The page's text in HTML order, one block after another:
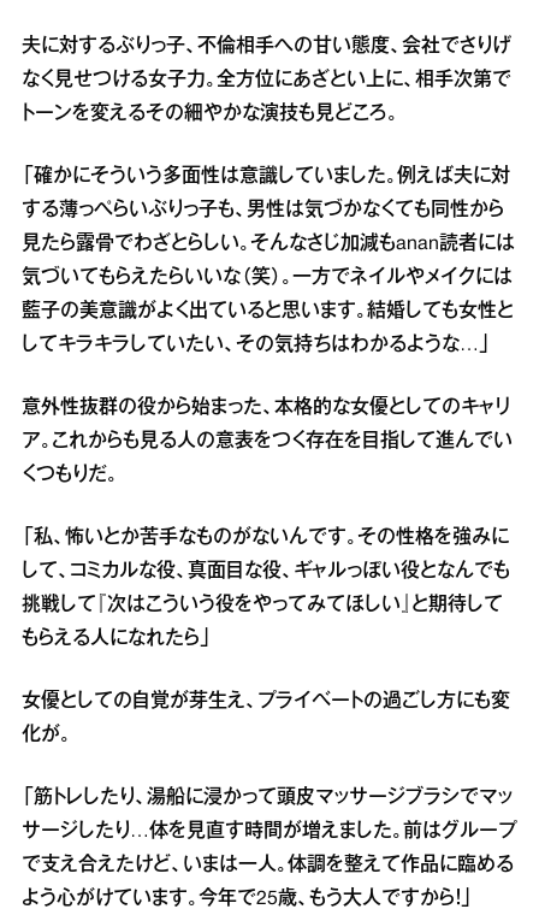
夫に対するぶりっ子、不倫相手への甘い態度、会社でさりげ
なく見せつける女子力。全方位にあざとい上に、相手次第で
トーンを変えるその細やかな演技も見どころ。
「確かにそういう多面性は意識していました。例えば夫に対
する薄っぺらいぶりっ子も、男性は気づかなくても同性から
見たら露骨でわざとらしい。そんなさじ加減もanan読者には
気づいてもらえたらいいな（笑）。一方でネイルやメイクには
藍子の美意識がよく出ていると思います。結婚しても女性と
してキラキラしていたい、その気持ちはわかるような…」
意外性抜群の役から始まった、本格的な女優としてのキャリ
ア。これからも見る人の意表をつく存在を目指して進んでい
くつもりだ。
「私、怖いとか苦手なものがないんです。その性格を強みに
して、コミカルな役、真面目な役、ギャルっぽい役となんでも
挑戦して『次はこういう役をやってみてほしい』と期待して
もらえる人になれたら」
女優としての自覚が芽生え、プライベートの過ごし方にも変
化が。
「筋トレしたり、湯船に浸かって頭皮マッサージブラシでマッ
サージしたり…体を見直す時間が増えました。前はグループ
で支え合えたけど、いまは一人。体調を整えて作品に臨める
よう心がけています。今年で25歳、もう大人ですから！」